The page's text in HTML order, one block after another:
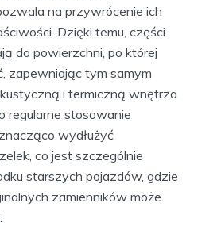
na przywrócenie ich
Dzięki temu, części
do powierzchni, po której
zapewniając tym samym
i termiczną wnętrza
regularne stosowanie
wydłużyć
co jest szczególnie
starszych pojazdów, gdzie
zamienników może